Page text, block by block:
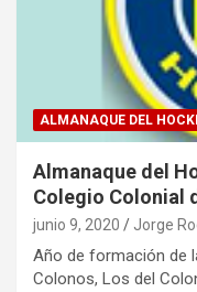
ALMANAQUE DEL
Almanaque del
Colegio Colonial
junio 9, 2020 Jorge
Año de formación de
Colonos, Los del